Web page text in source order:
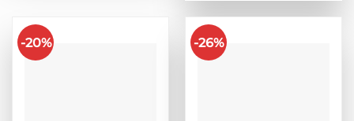
-20% -26%